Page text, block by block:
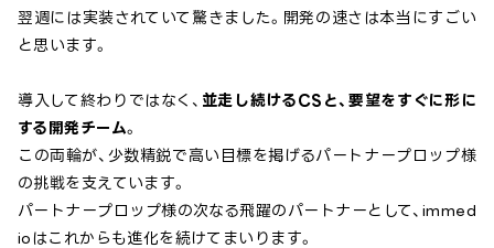
翌週には実装されていて驚きました。開発の速さは本当にすごい
と思います。
導入して終わりではなく、 並走し続けるCSと、要望をすぐに形に
する開発チーム。
この両輪が、少数精鋭で高い目標を掲げるパートナープロップ様
の挑戦を支えています。
パートナープロップ様の次なる飛躍のパートナーとして、immed
ioはこれからも進化を続けてまいります。